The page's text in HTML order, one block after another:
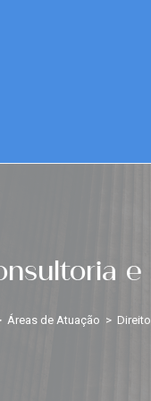
e
Áreas de Atuação >